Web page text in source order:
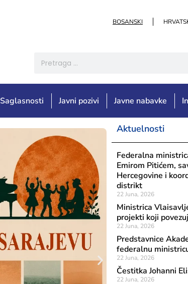
BOSANSKI
Saglasnosti Javni pozivi Javne nabavke
Aktuelnosti
Federalna
Emirom Pitićem,
Hercegovine i
distrikt
22 Juna, 2026
Ministrica
projekti koji
22 Juna, 2026
Predstavnice
federalnu
22 Juna, 2026
Čestitka Johanni
22 Juna, 2026